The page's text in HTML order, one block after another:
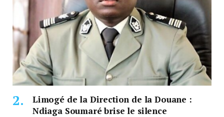
Limogé de la Direction de la Douane :
Ndiaga Soumaré brise le silence